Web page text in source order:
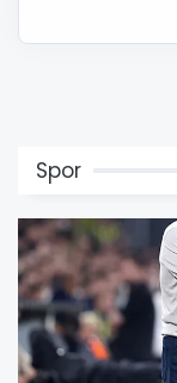
Spor